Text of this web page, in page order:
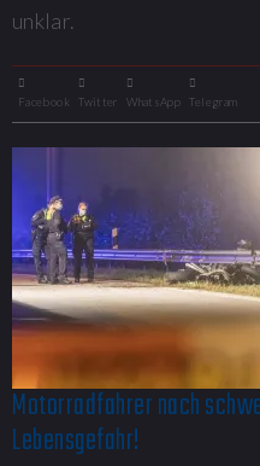
unklar.
Facebook Twitter WhatsApp Telegram
Motorradfahrer nach
Lebensgefahr!